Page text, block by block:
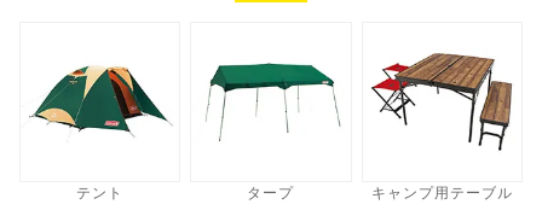
テント タープ キャンプ用テーブル